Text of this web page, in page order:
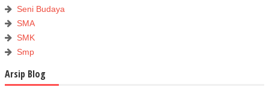
Seni Budaya
SMA
SMK
Smp
Arsip Blog